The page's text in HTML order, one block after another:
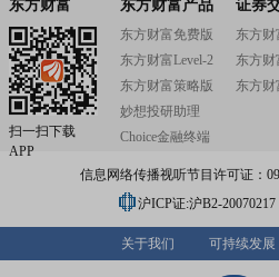
东方财富
扫一扫下载
APP
东方财富产品
东方财富免费版
东方财富Level-2
东方财富策略版
妙想投研助理
Choice金融终端
证券
东方财
东方财
东方财
信息网络传播视听节目许可证：
沪ICP证:沪B2-20070217
关于我们 可持续发展